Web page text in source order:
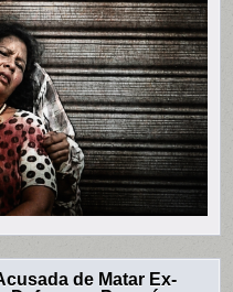
de Matar Ex-